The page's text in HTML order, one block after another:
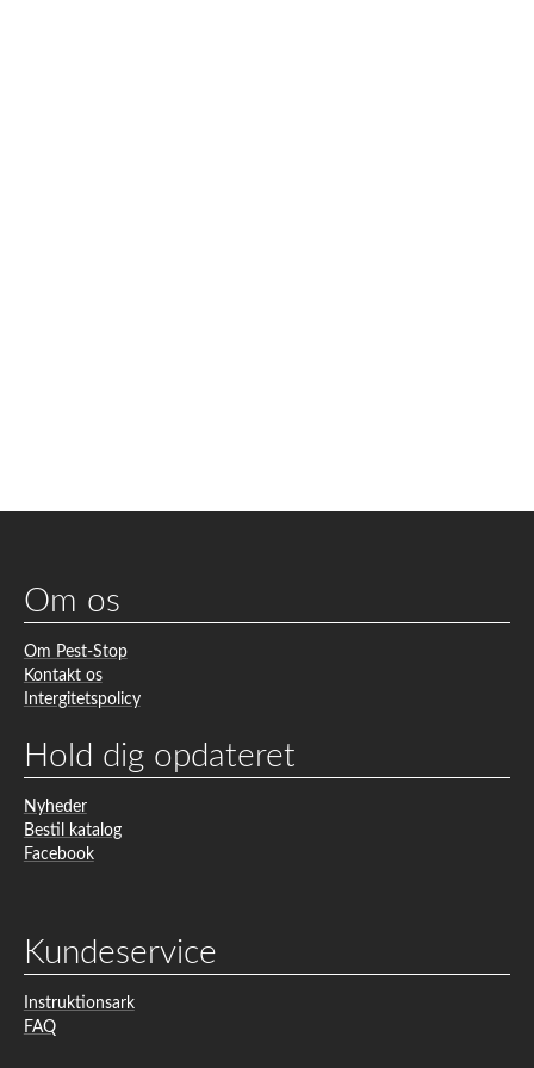
Om os
Om Pest-Stop
Kontakt os
Intergitetspolicy
Hold dig opdateret
Nyheder
Bestil katalog
Facebook
Kundeservice
Instruktionsark
FAQ